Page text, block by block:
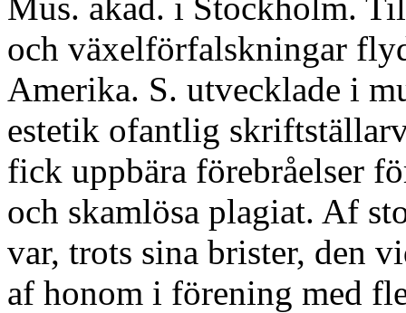
och växelförfalskningar
Amerika. S. utvecklade i
estetik ofantlig
fick uppbära förebråelser
och skamlösa plagiat. Af
var, trots sina brister, den
af honom i förening med